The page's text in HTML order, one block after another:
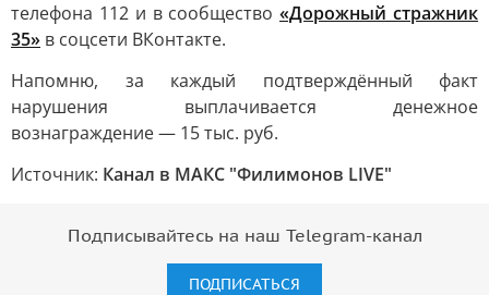
телефона 112 и в сообщество«Дорожный стражник
35» в соцсети ВКонтакте.
Напомню, за каждый подтверждённый факт
нарушения выплачивается денежное
вознаграждение — 15 тыс. руб.
Источник: Канал в МАКС "Филимонов LIVE"
Подписывайтесь на наш Telegram-канал
ПОДПИСАТЬСЯ